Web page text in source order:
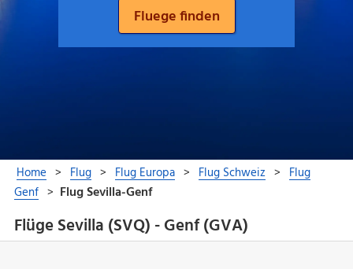
Flüge Sevilla (SVQ) - Genf (GVA)